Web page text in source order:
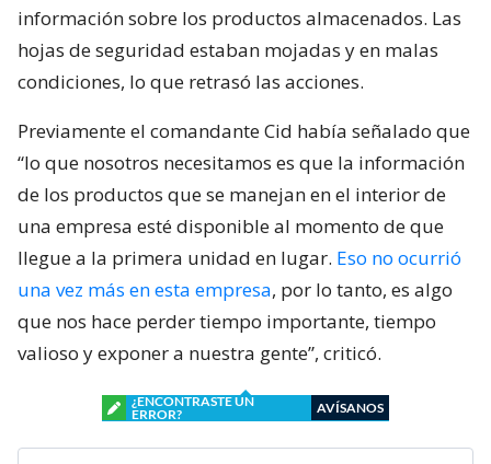
información sobre los productos almacenados. Las
hojas de seguridad estaban mojadas y en malas
condiciones, lo que retrasó las acciones.
Previamente el comandante Cid había señalado que
“lo que nosotros necesitamos es que la información
de los productos que se manejan en el interior de
una empresa esté disponible al momento de que
llegue a la primera unidad en lugar. Eso no ocurrió
una vez más en esta empresa, por lo tanto, es algo
que nos hace perder tiempo importante, tiempo
valioso y exponer a nuestra gente”, criticó.
¿ENCONTRASTE UN
ERROR?
AVÍSANOS